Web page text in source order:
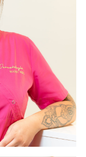
Bereichen der
in den